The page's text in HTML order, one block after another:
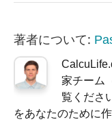
著者について:
家チーム
覧くださ
をあなたのために